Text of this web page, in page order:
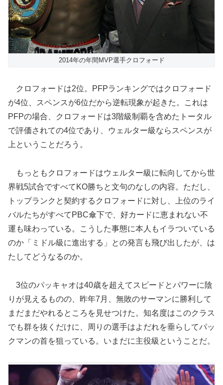
2014年の年間MVP選手クロフォード
クロフォードは2位。PFPランキングではクロフォード
が4位、スペンスが6位だから逆転現象が起きた。これは
PFPの場合、クロフォードは3階級制覇を含めたトータル
で評価されての4位であり、ウェルター級ならスペンスが
上ということだろう。
もっともクロフォードはウェルター級に転向してから世
界戦5試合ですべてKO勝ちと文句のなしの内容。ただし、
トップランクと契約するクロフォードに対し、上位のライ
バルたちがすべてPBC傘下で、好カードに恵まれない不
運も味わっている。こうした事態に本人もイラついている
のか「ミドル級に進出する」との発言も飛び出したが、は
たしてどうなるのか。
3位のパッキャオは40歳を超えてスピードとパワーに陰
りが見えるものの、昨年7月、無敗のサーマンに勝利して
まだまだやれるところを見せつけた。知名度はこのクラス
でも群を抜くだけに、周りの選手はよだれを垂らしてパッ
クマンの首を狙っている。いまだに主役級ということだ。